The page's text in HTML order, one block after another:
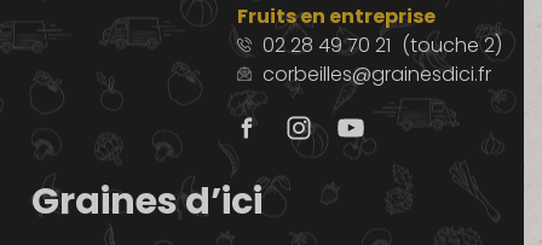
Fruits en entreprise
02 28 49 70 21 (touche 2)
corbeilles@grainesdici.fr
Graines d’ici